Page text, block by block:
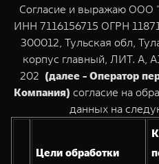
TANK 500
от 6 499 000 ₽
Корпоративным клиентам
TANK Кредит
TANK Лизинг
Специальные предложения
Моторные масла
ЦИФРОВЫЕ СЕРВИСЫ TANK
Цифровые сервисы TANK
Согласие и выражаю
ИНН 7116156715 ОГРН
300012, Тульская обл,
корпус главный, ЛИТ. А,
202 (далее - Оператор
Компания) согласие на
данных на
Цели обработки